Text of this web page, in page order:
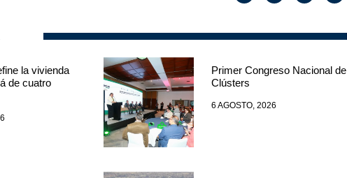
la vivienda
de cuatro
Primer Congreso Nacional de
Clústers
6 AGOSTO, 2026